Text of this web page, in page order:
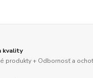
kvality
produkty + Odbornosť a